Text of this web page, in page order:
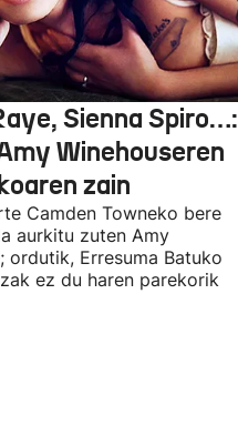
Sienna Spiro…:
Winehouseren
zain
Camden Towneko bere
aurkitu zuten Amy
ordutik, Erresuma Batuko
ez du haren parekorik